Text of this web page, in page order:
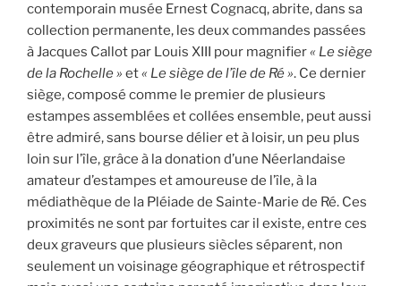
contemporain musée Ernest Cognacq, abrite, dans sa
collection permanente, les deux commandes passées
à Jacques Callot par Louis XIII pour magnifier« Le siège
de la Rochelle » et« Le siège de l’île de Ré ». Ce dernier
siège, composé comme le premier de plusieurs
estampes assemblées et collées ensemble, peut aussi
être admiré, sans bourse délier et à loisir, un peu plus
loin sur l’île, grâce à la donation d’une Néerlandaise
amateur d’estampes et amoureuse de l’île, à la
médiathèque de la Pléiade de Sainte-Marie de Ré. Ces
proximités ne sont par fortuites car il existe, entre ces
deux graveurs que plusieurs siècles séparent, non
seulement un voisinage géographique et rétrospectif